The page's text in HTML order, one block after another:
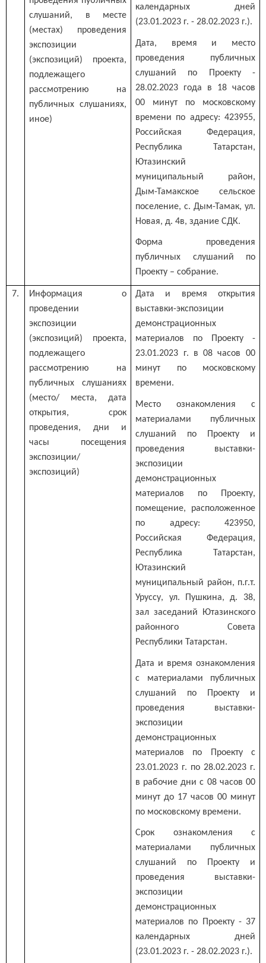
слушаний, в месте
(местах) проведения
экспозиции
(экспозиций) проекта,
подлежащего
рассмотрению на
публичных слушаниях,
иное)
календарных дней
(23.01.2023 г. - 28.02.2023 г.).
Дата, время и место
проведения публичных
слушаний по Проекту -
28.02.2023 года в 18 часов
00 минут по московскому
времени по адресу: 423955,
Российская Федерация,
Республика Татарстан,
Ютазинский
муниципальный район,
Дым-Тамакское сельское
поселение, с. Дым-Тамак, ул.
Новая, д. 4в, здание СДК.
Форма проведения
публичных слушаний по
Проекту – собрание.
7.
Информация о
проведении
экспозиции
(экспозиций) проекта,
подлежащего
рассмотрению на
публичных слушаниях
(место/ места, дата
открытия, срок
проведения, дни и
часы посещения
экспозиции/
экспозиций)
Дата и время открытия
выставки-экспозиции
демонстрационных
материалов по Проекту -
23.01.2023 г. в 08 часов 00
минут по московскому
времени.
Место ознакомления с
материалами публичных
слушаний по Проекту и
проведения выставки-
экспозиции
демонстрационных
материалов по Проекту,
помещение, расположенное
по адресу: 423950,
Российская Федерация,
Республика Татарстан,
Ютазинский
муниципальный район, п.г.т.
Уруссу, ул. Пушкина, д. 38,
зал заседаний Ютазинского
районного Совета
Республики Татарстан.
Дата и время ознакомления
с материалами публичных
слушаний по Проекту и
проведения выставки-
экспозиции
демонстрационных
материалов по Проекту с
23.01.2023 г. по 28.02.2023 г.
в рабочие дни с 08 часов 00
минут до 17 часов 00 минут
по московскому времени.
Срок ознакомления с
материалами публичных
слушаний по Проекту и
проведения выставки-
экспозиции
демонстрационных
материалов по Проекту - 37
календарных дней
(23.01.2023 г. - 28.02.2023 г.).